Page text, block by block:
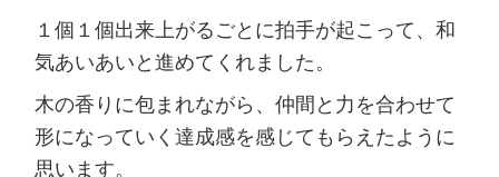
１個１個出来上がるごとに拍手が起こって、和
気あいあいと進めてくれました。
木の香りに包まれながら、仲間と力を合わせて
形になっていく達成感を感じてもらえたように
思います。